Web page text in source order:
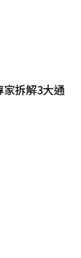
拆解3大通